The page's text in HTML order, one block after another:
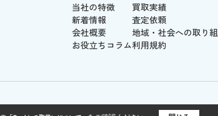
当社の特徴
新着情報
会社概要
お役立ちコラム
買取実績
査定依頼
地域・社会への取り
利用規約